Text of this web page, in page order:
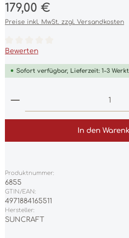
Regulärer Preis:
179,00 €
Preise inkl. MwSt. zzgl. Versandkosten
Durchschnittliche Bewertung von 0
Bewerten
Sofort verfügbar, Lieferzeit: 1-3
Produkt Anzahl: Gib den
In den
Produktnummer:
6855
GTIN/EAN:
4971884165511
Hersteller:
SUNCRAFT